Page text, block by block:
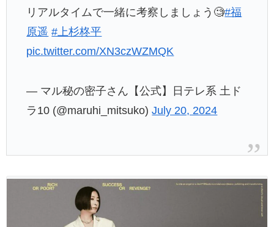
リアルタイムで一緒に考察しましょう🧐#福
原遥 #上杉柊平
pic.twitter.com/XN3czWZMQK
— マル秘の密子さん【公式】日テレ系 土ド
ラ10 (@maruhi_mitsuko)July 20, 2024